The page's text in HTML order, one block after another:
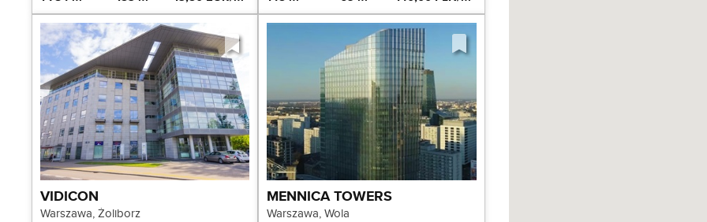
VIDICON
Warszawa, Żoliborz
MENNICA TOWERS
Warszawa, Wola